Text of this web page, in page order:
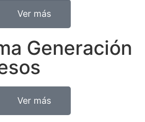
Ver más
Generación
Ver más